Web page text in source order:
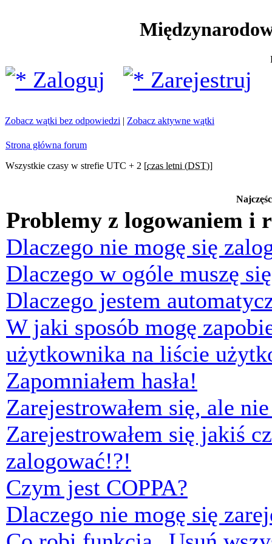
Zaloguj Zarejestruj
Zobacz wątki bez odpowiedzi | Zobacz aktywne wątki
Strona główna forum
Wszystkie czasy w strefie UTC + 2 [czas letni (DST)]
Problemy z logowaniem i
Dlaczego nie mogę się
Dlaczego w ogóle muszę
Dlaczego jestem
W jaki sposób mogę
użytkownika na liście
Zapomniałem hasła!
Zarejestrowałem się, ale
Zarejestrowałem się jakiś
zalogować!?!
Czym jest COPPA?
Dlaczego nie mogę się